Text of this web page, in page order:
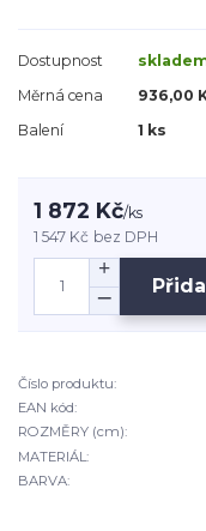
Dostupnost
Měrná cena
936,00
Balení
1 ks
1 872 Kč/ks
1 547 Kč bez DPH
Číslo produktu:
EAN kód:
ROZMĚRY (cm):
MATERIÁL:
BARVA: